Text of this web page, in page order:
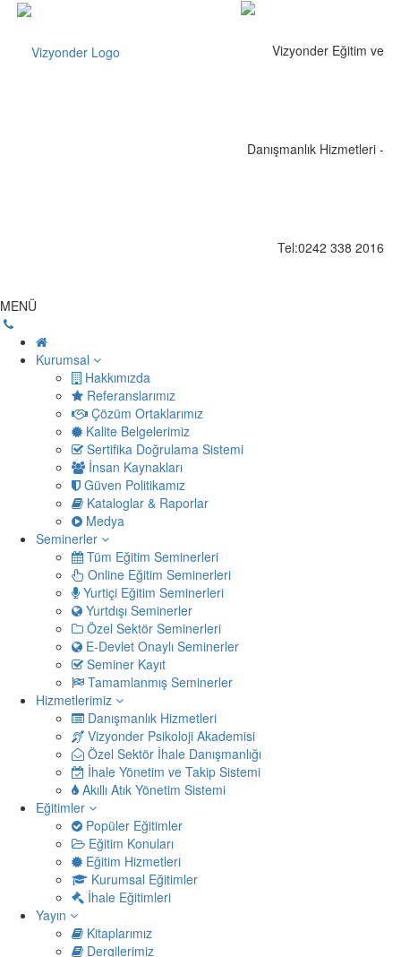
MENÜ
Kurumsal
Hakkımızda
Referanslarımız
Çözüm Ortaklarımız
Kalite Belgelerimiz
Sertifika Doğrulama Sistemi
İnsan Kaynakları
Güven Politikamız
Kataloglar & Raporlar
Medya
Seminerler
Tüm Eğitim Seminerleri
Online Eğitim Seminerleri
Yurtiçi Eğitim Seminerleri
Yurtdışı Seminerler
Özel Sektör Seminerleri
E-Devlet Onaylı Seminerler
Seminer Kayıt
Tamamlanmış Seminerler
Hizmetlerimiz
Danışmanlık Hizmetleri
Vizyonder Psikoloji Akademisi
Özel Sektör İhale Danışmanlığı
İhale Yönetim ve Takip Sistemi
Akıllı Atık Yönetim Sistemi
Eğitimler
Popüler Eğitimler
Eğitim Konuları
Eğitim Hizmetleri
Kurumsal Eğitimler
İhale Eğitimleri
Yayın
Kitaplarımız
Dergilerimiz